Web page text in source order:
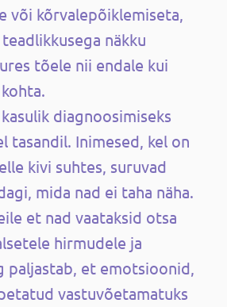
või kõrvalepõiklemiseta,
näkku
tõele nii endale kui
diagnoosimiseks
tasandil. Inimesed, kel on
kivi suhtes, suruvad
mida nad ei taha näha.
et nad vaataksid otsa
hirmudele ja
paljastab, et emotsioonid,
vastuvõetamatuks